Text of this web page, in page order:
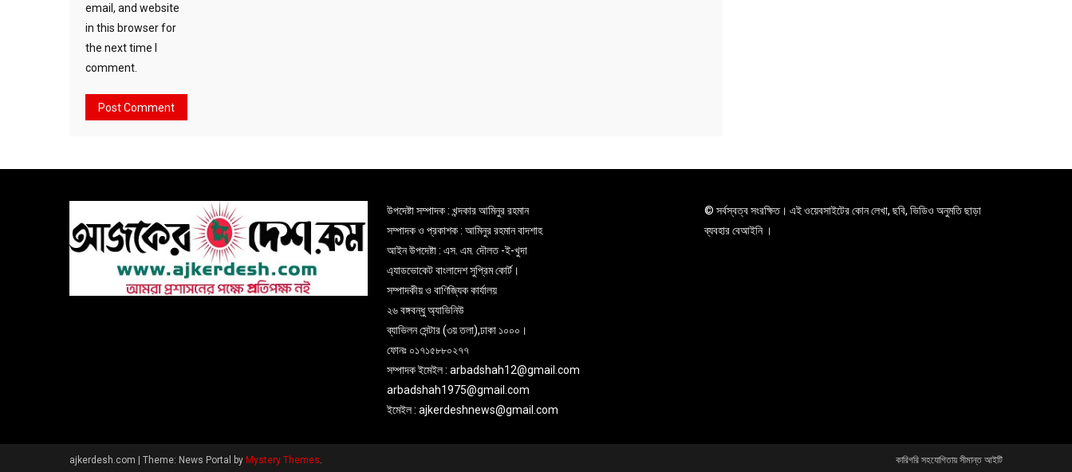
email, and website
in this browser for
the next time I
comment.
উপদেষ্টা সম্পাদক : খন্দকার আমিনুর রহমান
সম্পাদক ও প্রকাশক : আমিনুর রহমান বাদশাহ
আইন উপদেষ্টা : এস. এম. দৌলত -ই-খুদা
এ্যাডভোকেট বাংলাদেশ সুপ্রিম কোর্ট।
সম্পাদকীয় ও বাণিজ্যিক কার্যালয়
২৬ বঙ্গবন্ধু অ্যাভিনিউ
ব্যাভিলন সেন্টার (৩য় তলা),ঢাকা ১০০০।
ফোনঃ ০১৭১৫৮৮০২৭৭
সম্পাদক ইমেইল : arbadshah12@gmail.com
arbadshah1975@gmail.com
ইমেইল : ajkerdeshnews@gmail.com
© সর্বস্বত্ব সংরক্ষিত। এই ওয়েবসাইটের কোন লেখা, ছবি, ভিডিও অনুমতি ছাড়া
ব্যবহার বেআইনি ।
ajkerdesh.com Theme: News Portal by Mystery Themes. কারিগরি সহযোগিতায় সীমান্ত আইটি